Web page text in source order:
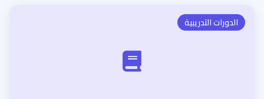
الدورات التدريبية